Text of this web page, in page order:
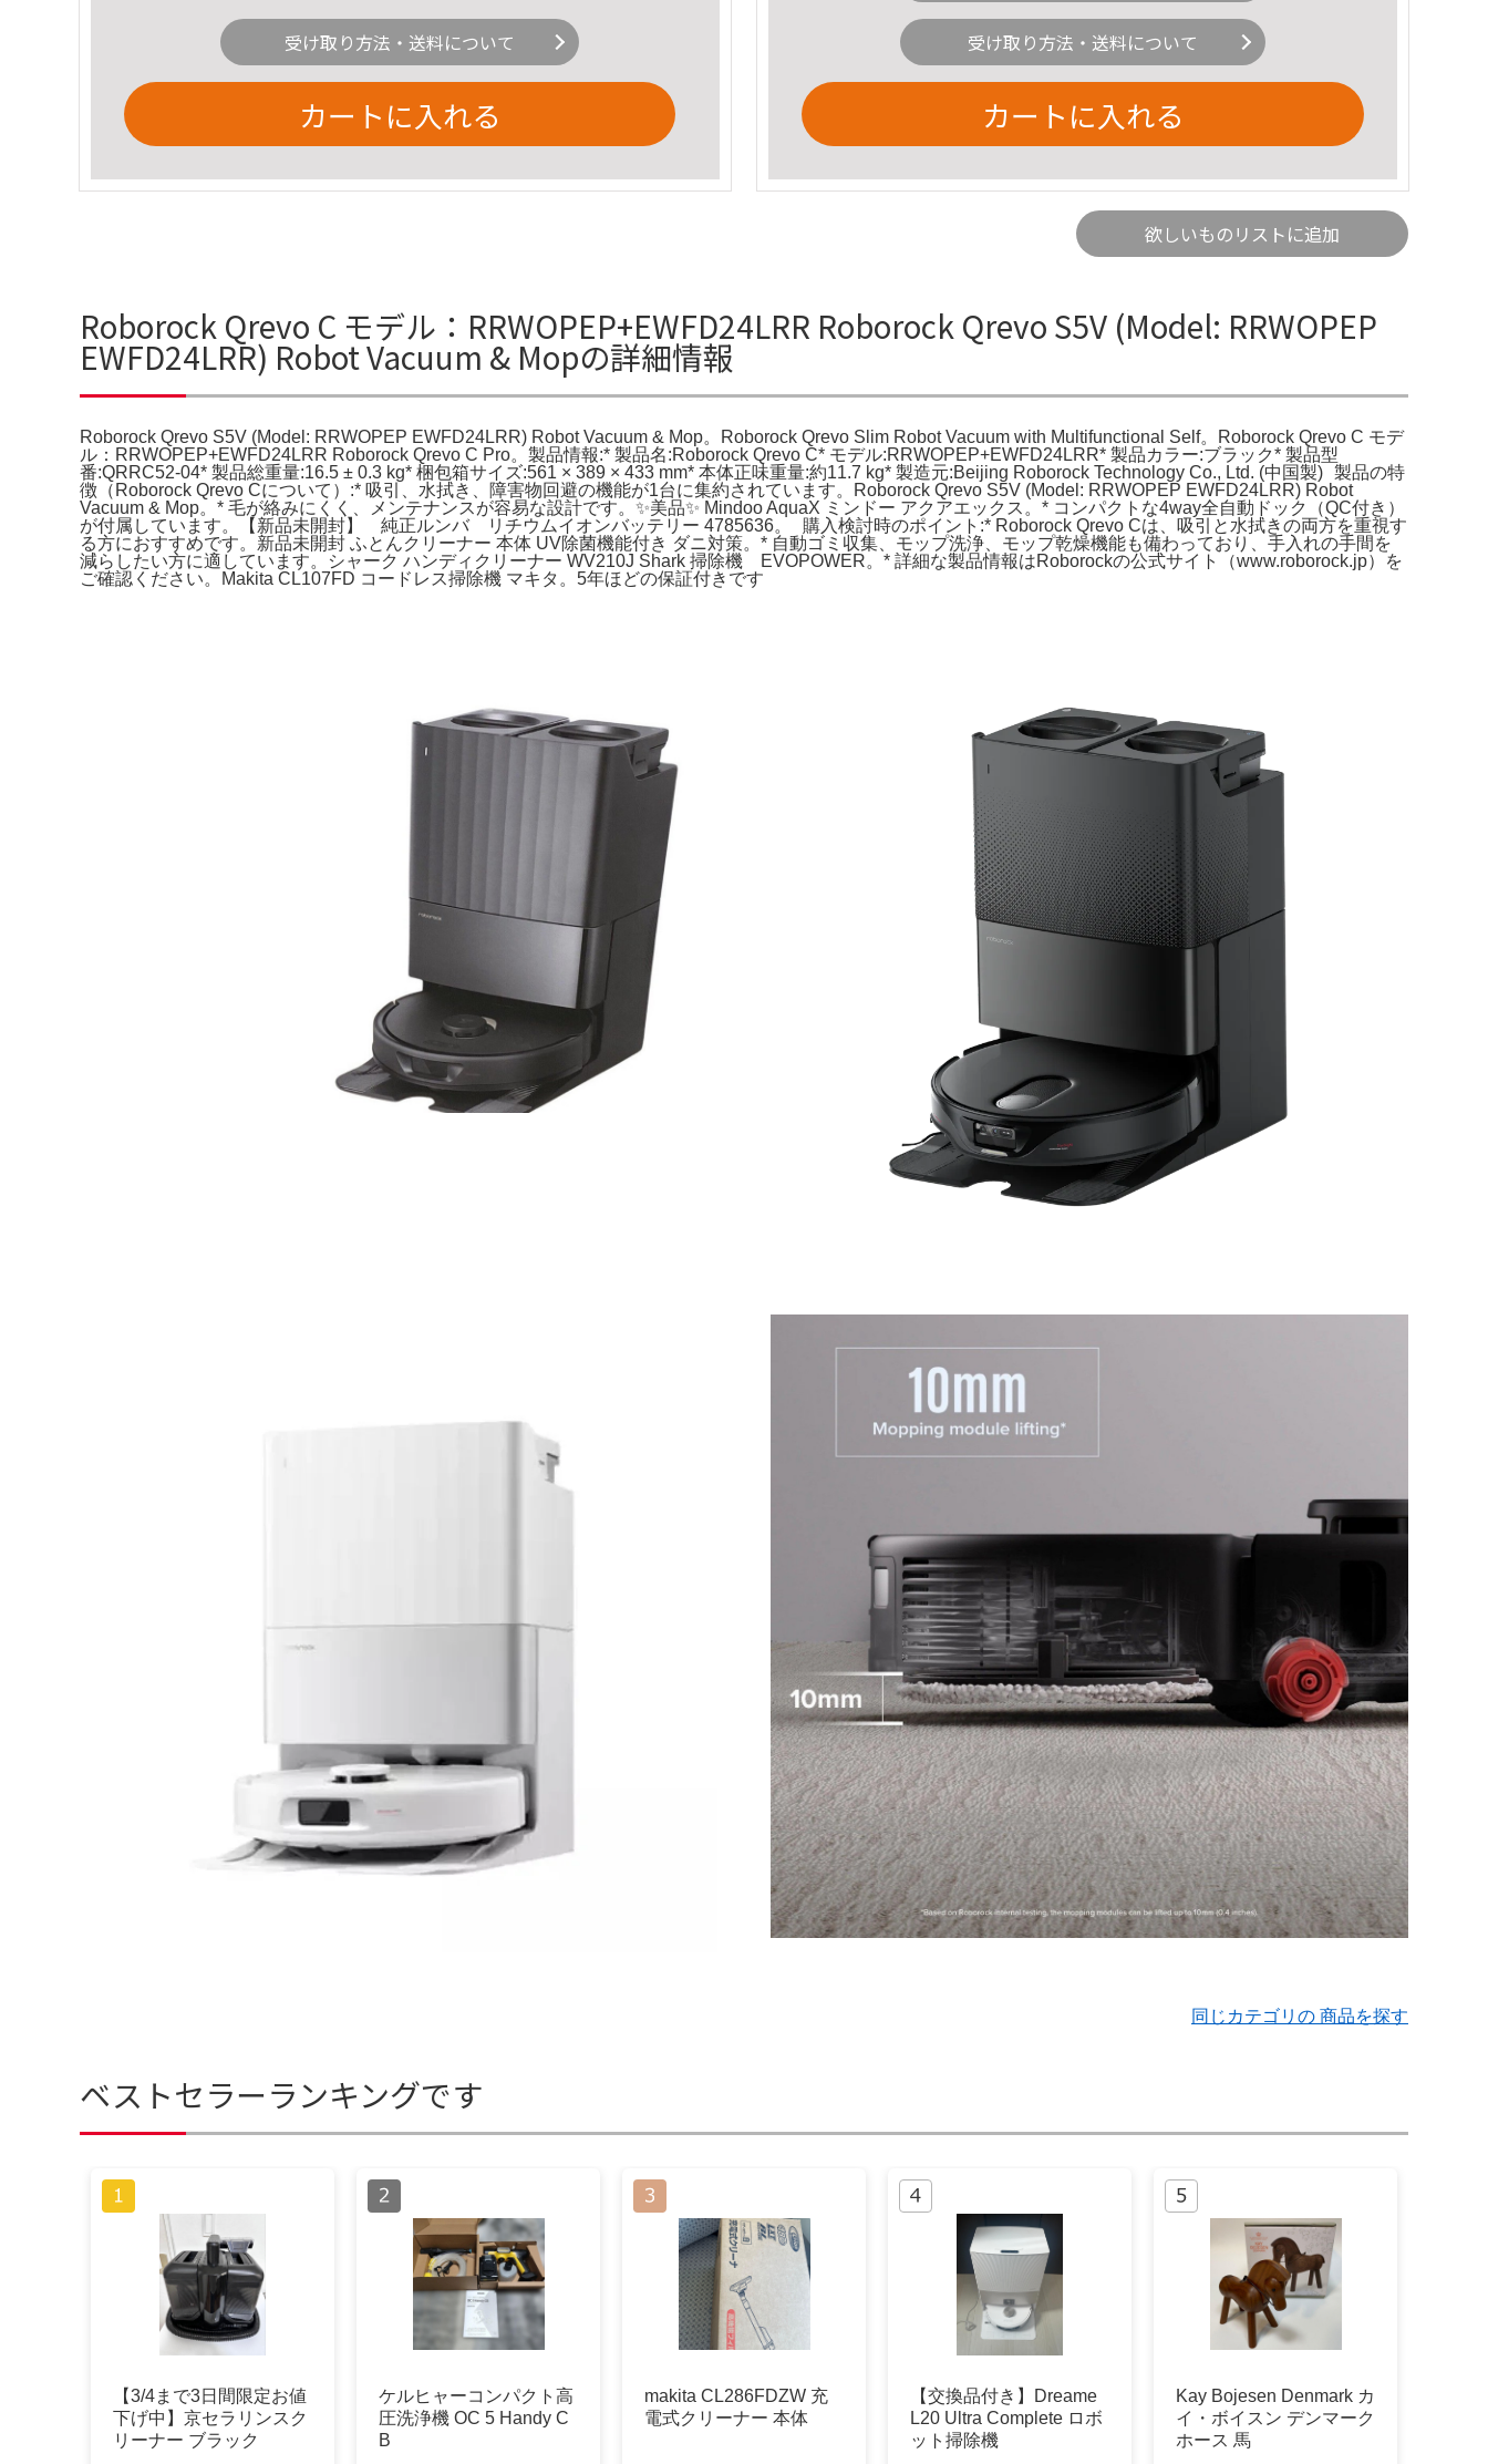
受け取り方法・送料について
カートに入れる
受け取り方法・送料について
カートに入れる
欲しいものリストに追加
Roborock Qrevo C モデル：RRWOPEP+EWFD24LRR Roborock Qrevo S5V (Model: RRWOPEP
EWFD24LRR) Robot Vacuum & Mopの詳細情報
Roborock Qrevo S5V (Model: RRWOPEP EWFD24LRR) Robot Vacuum & Mop。Roborock Qrevo Slim Robot Vacuum with Multifunctional Self。Roborock Qrevo C モデ
ル：RRWOPEP+EWFD24LRR Roborock Qrevo C Pro。製品情報:* 製品名:Roborock Qrevo C* モデル:RRWOPEP+EWFD24LRR* 製品カラー:ブラック* 製品型
番:QRRC52-04* 製品総重量:16.5 ± 0.3 kg* 梱包箱サイズ:561 × 389 × 433 mm* 本体正味重量:約11.7 kg* 製造元:Beijing Roborock Technology Co., Ltd. (中国製) 製品の特
徴（Roborock Qrevo Cについて）:* 吸引、水拭き、障害物回避の機能が1台に集約されています。Roborock Qrevo S5V (Model: RRWOPEP EWFD24LRR) Robot
Vacuum & Mop。* 毛が絡みにくく、メンテナンスが容易な設計です。✨美品✨ Mindoo AquaX ミンドー アクアエックス。* コンパクトな4way全自動ドック（QC付き）
が付属しています。【新品未開封】 純正ルンバ リチウムイオンバッテリー 4785636。 購入検討時のポイント:* Roborock Qrevo Cは、吸引と水拭きの両方を重視す
る方におすすめです。新品未開封 ふとんクリーナー 本体 UV除菌機能付き ダニ対策。* 自動ゴミ収集、モップ洗浄、モップ乾燥機能も備わっており、手入れの手間を
減らしたい方に適しています。シャーク ハンディクリーナー WV210J Shark 掃除機 EVOPOWER。* 詳細な製品情報はRoborockの公式サイト（www.roborock.jp）を
ご確認ください。Makita CL107FD コードレス掃除機 マキタ。5年ほどの保証付きです
同じカテゴリの 商品を探す
ベストセラーランキングです
【3/4まで3日間限定お値
下げ中】京セラリンスク
リーナー ブラック
ケルヒャーコンパクト高
圧洗浄機 OC 5 Handy C
B
makita CL286FDZW 充
電式クリーナー 本体
【交換品付き】Dreame
L20 Ultra Complete ロボ
ット掃除機
Kay Bojesen Denmark カ
イ・ボイスン デンマーク
ホース 馬